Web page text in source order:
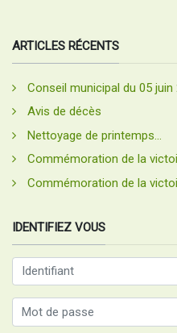
ARTICLES RÉCENTS
Conseil municipal du 05 juin
Avis de décès
Nettoyage de printemps...
Commémoration de la
Commémoration de la
IDENTIFIEZ VOUS